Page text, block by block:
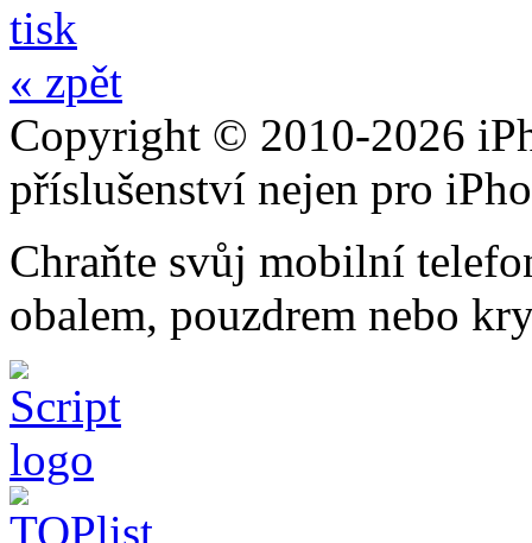
tisk
« zpět
Copyright © 2010-2026
příslušenství nejen pro
Chraňte svůj mobilní
obalem, pouzdrem nebo